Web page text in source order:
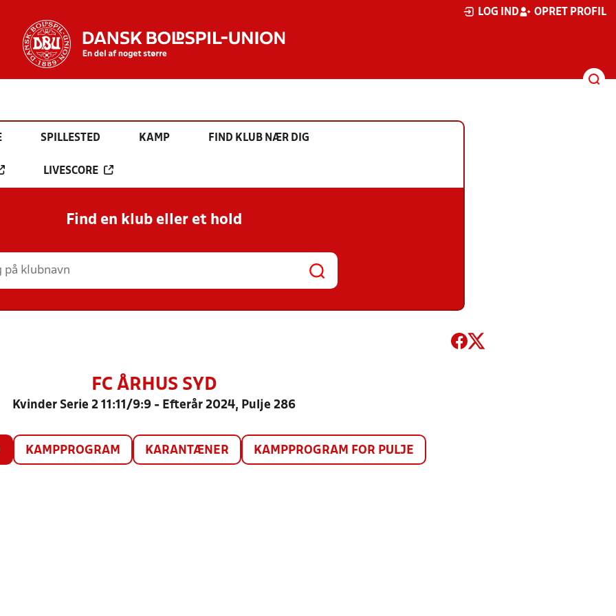
LOG IND OPRET PROFIL
SPILLESTED KAMP FIND KLUB NÆR DIG
LIVESCORE
Find en klub eller et hold
FC ÅRHUS SYD
Kvinder Serie 2 11:11/9:9 - Efterår 2024, Pulje 286
KAMPPROGRAM KARANTÆNER KAMPPROGRAM FOR PULJE